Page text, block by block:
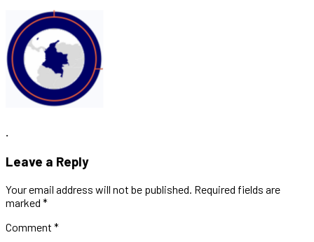
Leave a Reply
Your email address will not be published. Required fields are
marked *
Comment *